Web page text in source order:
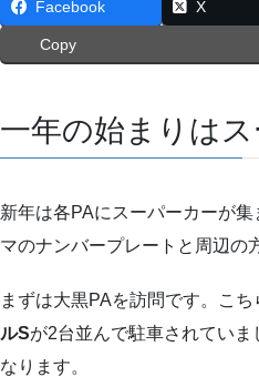
Facebook X
Copy
一年の始まりは
新年は各PAにスーパーカーが
マのナンバープレートと周辺の
まずは大黒PAを訪問です。こち
ルSが2台並んで駐車されてい
なります。